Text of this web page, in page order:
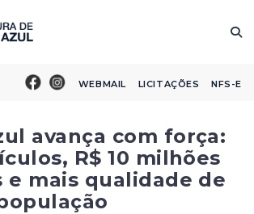
WEBMAIL LICITAÇÕES NFS-E
avança com força:
R$ 10 milhões
e mais qualidade de